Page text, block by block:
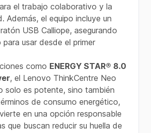
el trabajo colaborativo y la
Además, el equipo incluye un
USB Calliope, asegurando
usar desde el primer
como ENERGY STAR® 8.0
, el Lenovo ThinkCentre Neo
solo es potente, sino también
de consumo energético,
en una opción responsable
que buscan reducir su huella de